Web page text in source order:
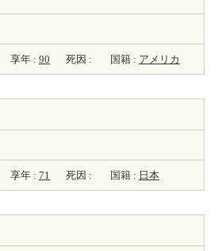
享年 : 90 死因 : 国籍 : アメリカ
享年 : 71 死因 : 国籍 : 日本